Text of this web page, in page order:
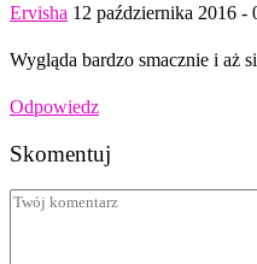
Ervisha 12 października 2016 -
Wygląda bardzo smacznie i aż
Odpowiedz
Skomentuj